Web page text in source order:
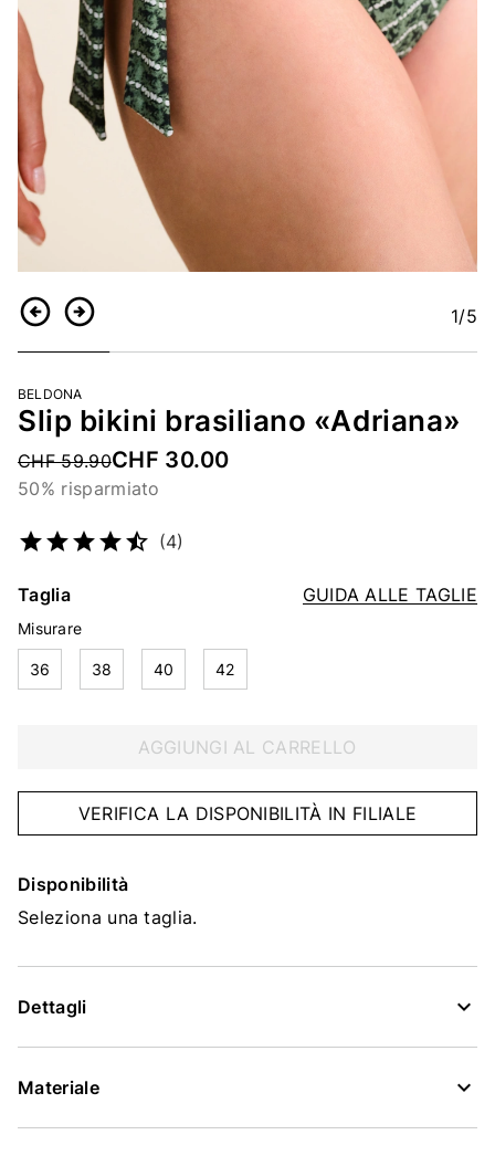
IndietroContinua 1/5
BELDONA
Slip bikini brasiliano «Adriana»
Price reduced from
CHF 59.90CHF 30.00
50% risparmiato
(4)
GUIDA ALLE TAGLIE
Taglia
Misurare
36 38 40 42
AGGIUNGI AL CARRELLO
VERIFICA LA DISPONIBILITÀ IN FILIALE
Disponibilità
Seleziona una taglia.
Dettagli
Materiale